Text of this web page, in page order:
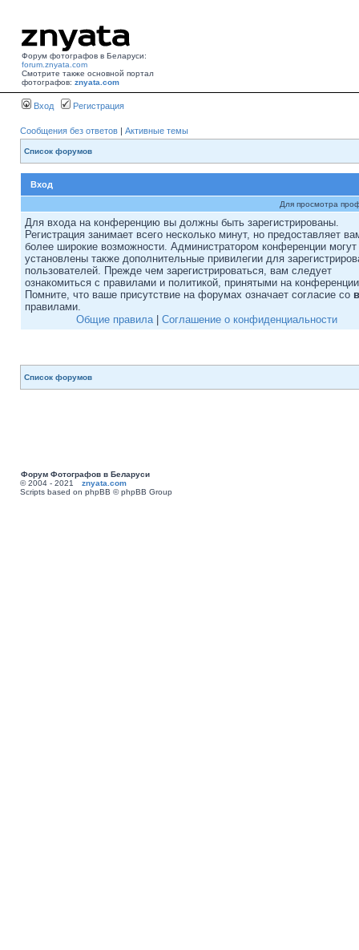
Форум фотографов в Беларуси:
forum.znyata.com
Смотрите также основной портал
фотографов: znyata.com
Вход Регистрация
Сообщения без ответов | Активные темы
Список форумов
Вход
Для просмотра
Для входа на конференцию вы должны быть зарегистрированы.
Регистрация занимает всего несколько минут, но предоставляет
более широкие возможности. Администратором конференции
установлены также дополнительные привилегии для
пользователей. Прежде чем зарегистрироваться, вам следует
ознакомиться с правилами и политикой, принятыми на
Помните, что ваше присутствие на форумах означает согласие со
правилами.
Общие правила| Соглашение о конфиденциальности
Список форумов
Форум Фотографов в Беларуси
© 2004 - 2021 znyata.com
Scripts based on phpBB © phpBB Group